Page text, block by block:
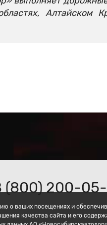
Алтайском
(800) 200-
о ваших посещениях и
качества сайта и его